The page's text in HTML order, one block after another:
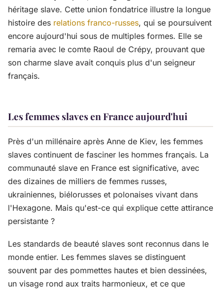
héritage slave. Cette union fondatrice illustre la longue
histoire des relations franco-russes, qui se poursuivent
encore aujourd'hui sous de multiples formes. Elle se
remaria avec le comte Raoul de Crépy, prouvant que
son charme slave avait conquis plus d'un seigneur
français.
Les femmes slaves en France aujourd'hui
Près d'un millénaire après Anne de Kiev, les femmes
slaves continuent de fasciner les hommes français. La
communauté slave en France est significative, avec
des dizaines de milliers de femmes russes,
ukrainiennes, biélorusses et polonaises vivant dans
l'Hexagone. Mais qu'est-ce qui explique cette attirance
persistante ?
Les standards de beauté slaves sont reconnus dans le
monde entier. Les femmes slaves se distinguent
souvent par des pommettes hautes et bien dessinées,
un visage rond aux traits harmonieux, et ce que